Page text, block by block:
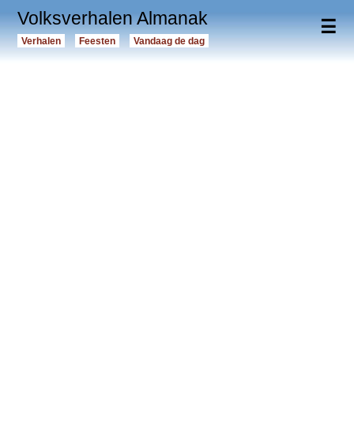
☰
Volksverhalen Almanak
Verhalen Feesten Vandaag de dag